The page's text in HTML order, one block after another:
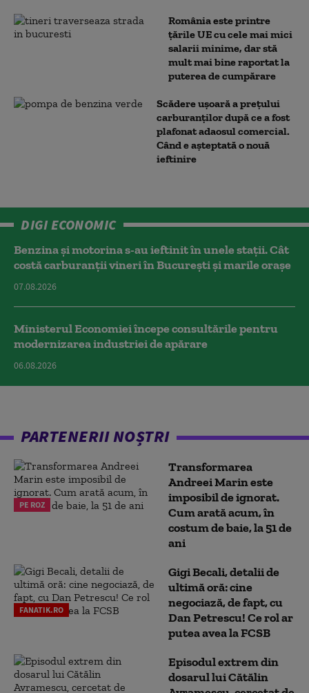
România este printre
țările UE cu cele mai mici
salarii minime, dar stă
mult mai bine raportat la
puterea de cumpărare
Scădere ușoară a prețului
carburanților după ce a fost
plafonat adaosul comercial.
Când e așteptată o nouă
ieftinire
DIGI ECONOMIC
Benzina și motorina s-au ieftinit în unele stații. Cât
costă carburanții vineri în București și marile orașe
07.08.2026
Ministerul Economiei începe consultările pentru
modernizarea industriei de apărare
06.08.2026
PARTENERII NOȘTRI
PE ROZ
Transformarea
Andreei Marin este
imposibil de ignorat.
Cum arată acum, în
costum de baie, la 51 de
ani
FANATIK.RO
Gigi Becali, detalii de
ultimă oră: cine
negociază, de fapt, cu
Dan Petrescu! Ce rol ar
putea avea la FCSB
Episodul extrem din
dosarul lui Cătălin